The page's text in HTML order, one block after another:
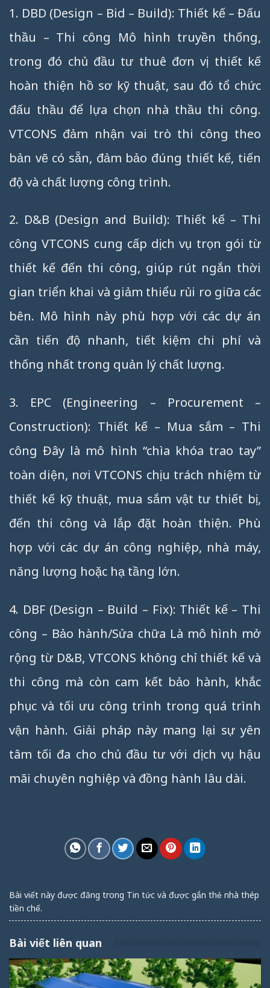
1. DBD (Design – Bid – Build): Thiết kế – Đấu
thầu – Thi công Mô hình truyền thống,
trong đó chủ đầu tư thuê đơn vị thiết kế
hoàn thiện hồ sơ kỹ thuật, sau đó tổ chức
đấu thầu để lựa chọn nhà thầu thi công.
VTCONS đảm nhận vai trò thi công theo
bản vẽ có sẵn, đảm bảo đúng thiết kế, tiến
độ và chất lượng công trình.
2. D&B (Design and Build): Thiết kế – Thi
công VTCONS cung cấp dịch vụ trọn gói từ
thiết kế đến thi công, giúp rút ngắn thời
gian triển khai và giảm thiểu rủi ro giữa các
bên. Mô hình này phù hợp với các dự án
cần tiến độ nhanh, tiết kiệm chi phí và
thống nhất trong quản lý chất lượng.
3. EPC (Engineering – Procurement –
Construction): Thiết kế – Mua sắm – Thi
công Đây là mô hình “chìa khóa trao tay”
toàn diện, nơi VTCONS chịu trách nhiệm từ
thiết kế kỹ thuật, mua sắm vật tư thiết bị,
đến thi công và lắp đặt hoàn thiện. Phù
hợp với các dự án công nghiệp, nhà máy,
năng lượng hoặc hạ tầng lớn.
4. DBF (Design – Build – Fix): Thiết kế – Thi
công – Bảo hành/Sửa chữa Là mô hình mở
rộng từ D&B, VTCONS không chỉ thiết kế và
thi công mà còn cam kết bảo hành, khắc
phục và tối ưu công trình trong quá trình
vận hành. Giải pháp này mang lại sự yên
tâm tối đa cho chủ đầu tư với dịch vụ hậu
mãi chuyên nghiệp và đồng hành lâu dài.
Bài viết này được đăng trong Tin tức và được gắn thẻ nhà thép
tiền chế.
Bài viết liên quan